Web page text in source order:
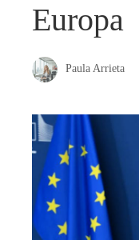
Europa
Paula Arrieta